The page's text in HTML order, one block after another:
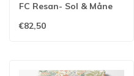
FC Resan- Sol & Måne
Green - 29033
€82,50